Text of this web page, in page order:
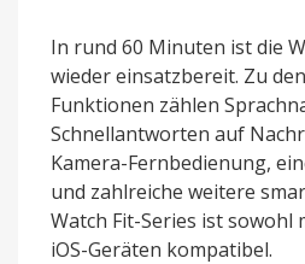
In rund 60 Minuten ist die
wieder einsatzbereit. Zu
Funktionen zählen
Schnellantworten auf
Kamera-Fernbedienung,
und zahlreiche weitere
Watch Fit-Series ist sowohl
iOS-Geräten kompatibel.